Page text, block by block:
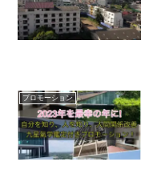
プロモーション